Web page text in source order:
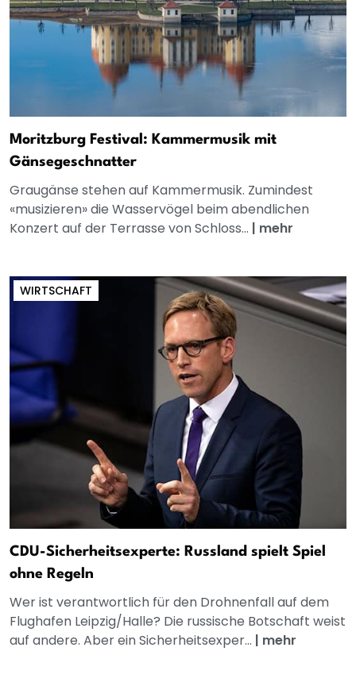
Moritzburg Festival: Kammermusik mit
Gänsegeschnatter
Graugänse stehen auf Kammermusik. Zumindest
«musizieren» die Wasservögel beim abendlichen
Konzert auf der Terrasse von Schloss... | mehr
WIRTSCHAFT
CDU-Sicherheitsexperte: Russland spielt Spiel
ohne Regeln
Wer ist verantwortlich für den Drohnenfall auf dem
Flughafen Leipzig/Halle? Die russische Botschaft weist
auf andere. Aber ein Sicherheitsexper... | mehr